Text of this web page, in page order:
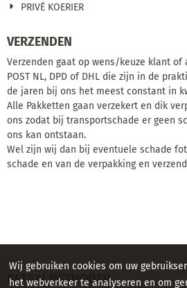
PRIVÉ KOERIER
VERZENDEN
Verzenden gaat op wens/keuze klant of
POST NL, DPD of DHL die zijn in de
de jaren bij ons het meest constant in
Alle Pakketten gaan verzekert en dik
ons zodat bij transportschade er geen
ons kan ontstaan.
Wel zijn wij dan bij eventuele schade
schade en van de verpakking en
BETAALMETHODEN
Wij gebruiken cookies om uw
het webverkeer te analyseren en om